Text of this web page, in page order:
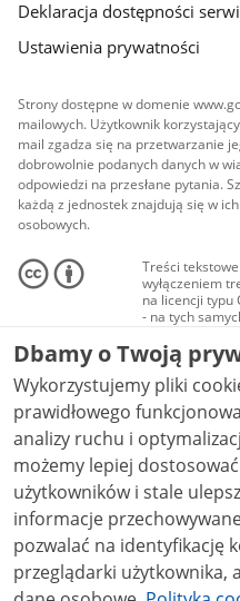
Deklaracja dostępności
Ustawienia prywatności
Strony dostępne w domenie
mailowych. Użytkownik
mail zgadza się na przetwarzanie
dobrowolnie podanych danych w
odpowiedzi na przesłane pytania.
każdą z jednostek znajdują się w
osobowych.
Treści
wyłączeniem
na licencji typu
- na tych
Materiały
audio i wideo,
Creative
niekomercyjne
NC-ND 4.0), o
Dbamy o Twoją
Wykorzystujemy pliki
prawidłowego
analizy ruchu i optymalizacji
możemy lepiej
użytkowników i stale ulepszać
informacje
pozwalać na identyfikację
przeglądarki użytkownika,